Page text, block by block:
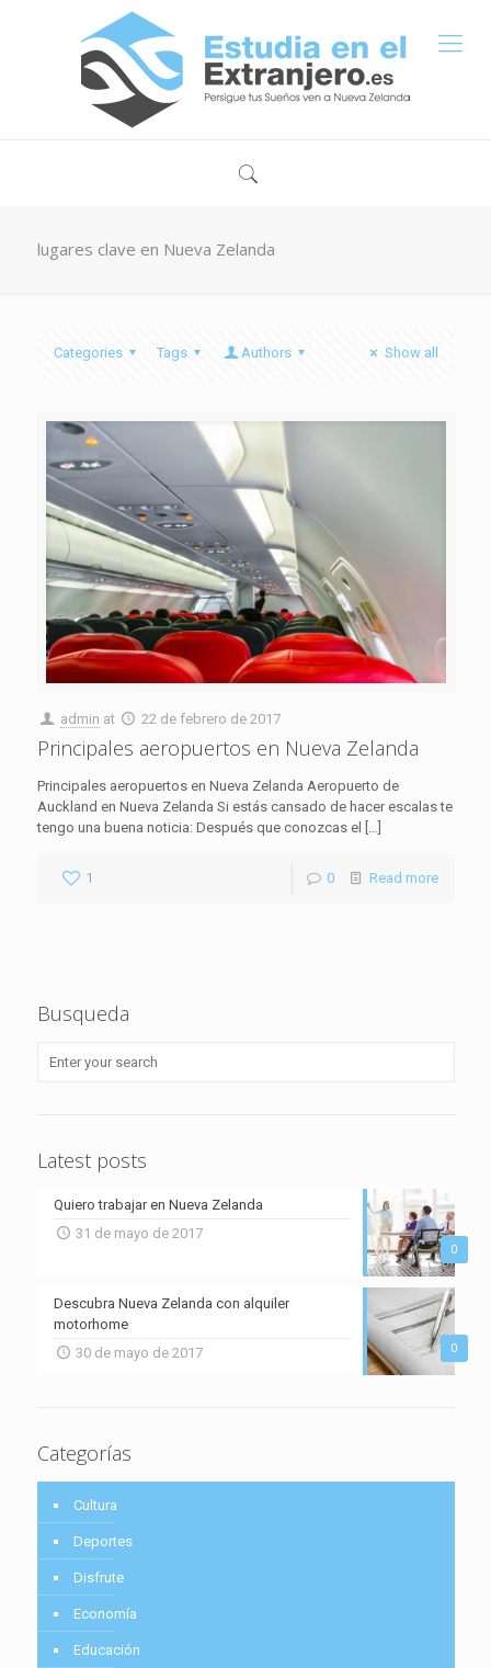
lugares clave en Nueva Zelanda
Categories Tags Authors Show all
admin at 22 de febrero de 2017
Principales aeropuertos en Nueva Zelanda
Principales aeropuertos en Nueva Zelanda Aeropuerto de
Auckland en Nueva Zelanda Si estás cansado de hacer escalas te
tengo una buena noticia: Después que conozcas el […]
1 0 Read more
Busqueda
Latest posts
0
Quiero trabajar en Nueva Zelanda
31 de mayo de 2017
0
Descubra Nueva Zelanda con alquiler
motorhome
30 de mayo de 2017
Categorías
Cultura
Deportes
Disfrute
Economía
Educación